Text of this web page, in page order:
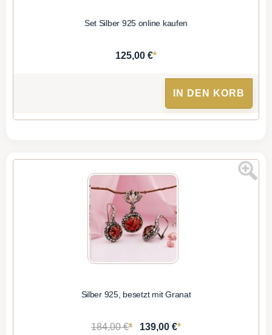
Set Silber 925 online kaufen
125,00 €*
IN DEN KORB
Silber 925, besetzt mit Granat
184,00 €* 139,00 €*